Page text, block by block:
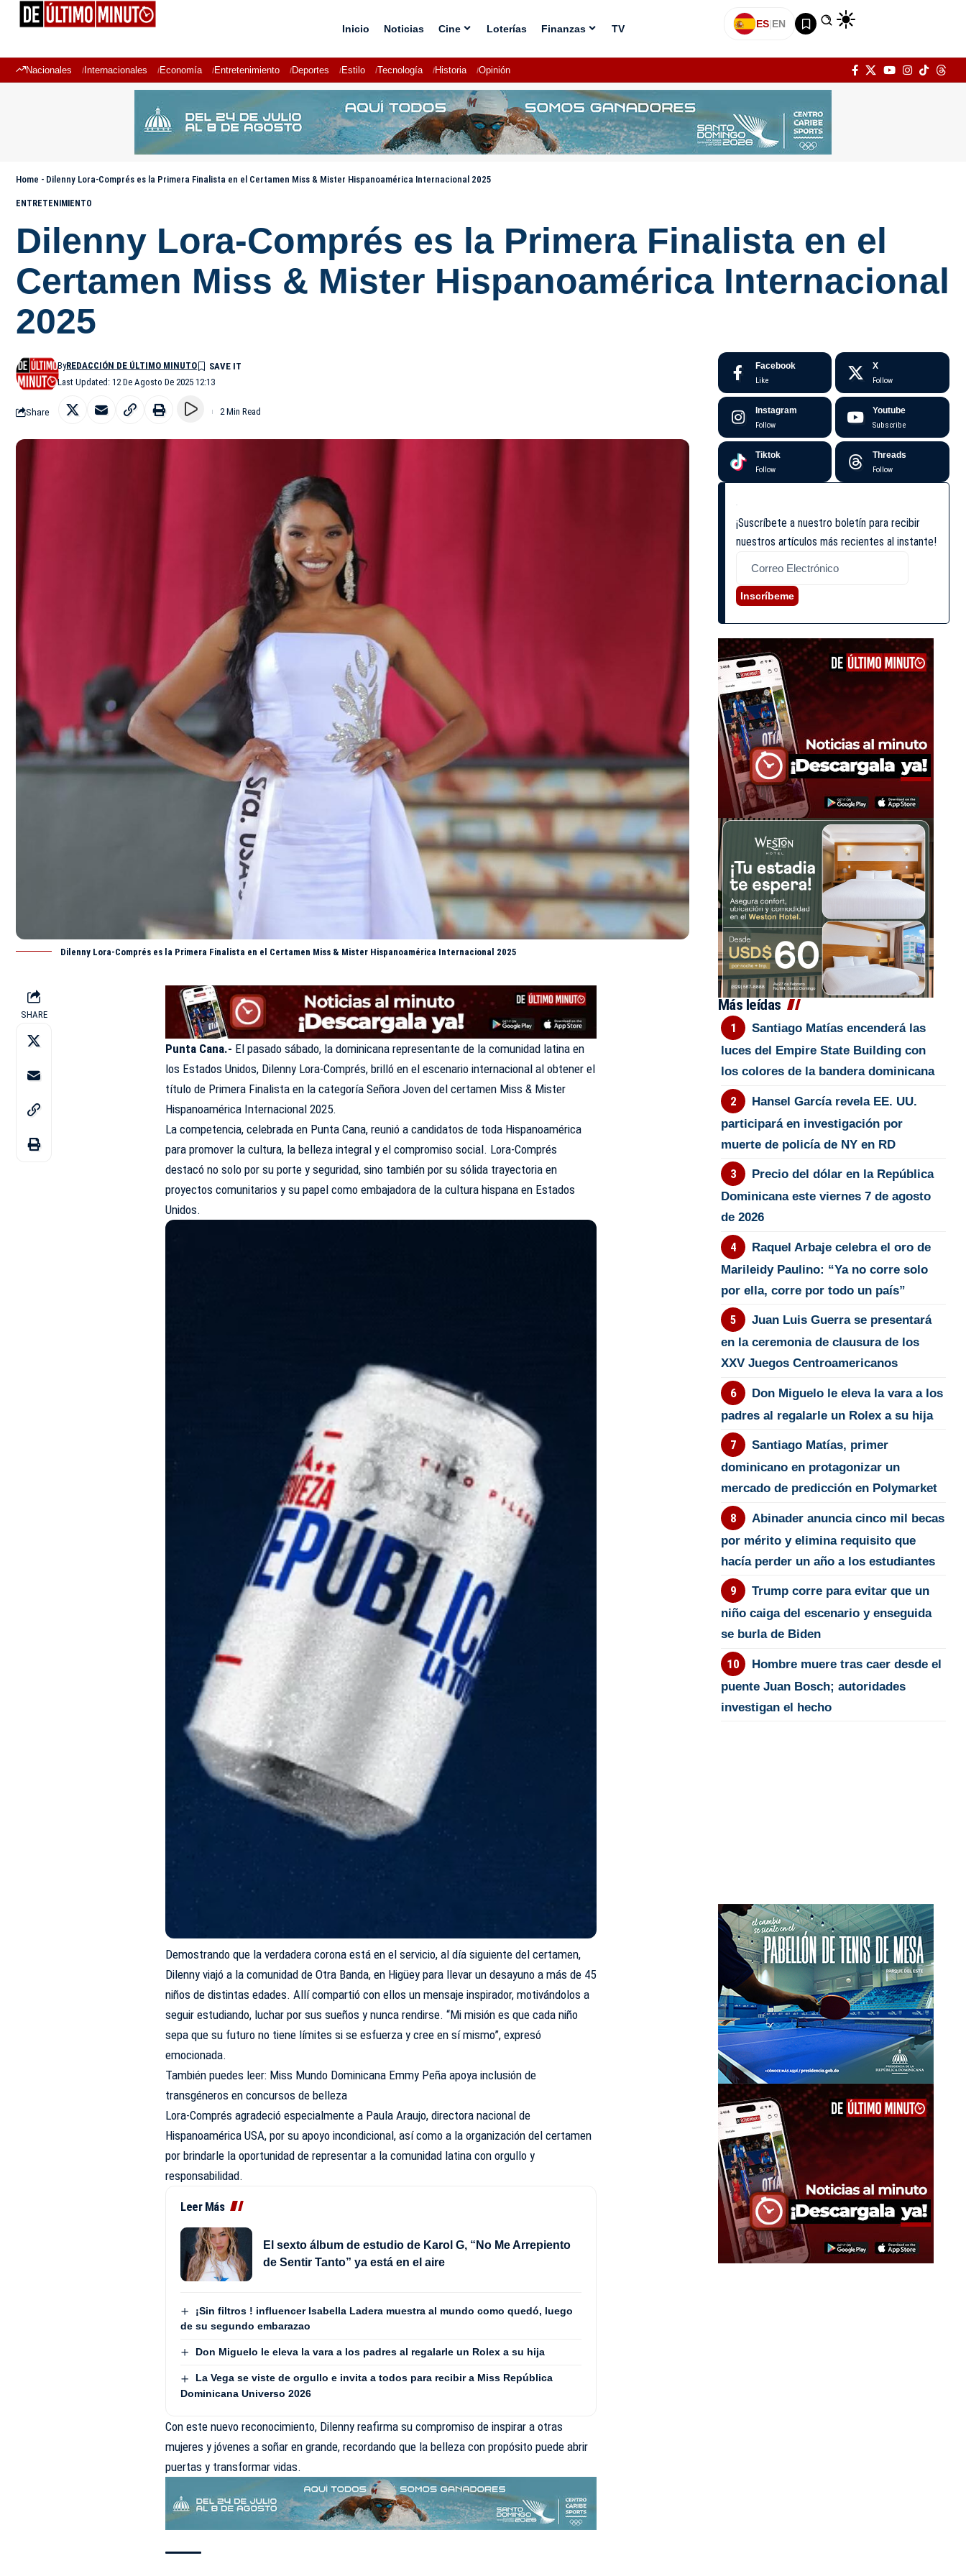
Inicio Noticias Cine Loterías Finanzas TV ES|EN
Nacionales Internacionales Economía Entretenimiento Deportes Estilo Tecnología Historia Opinión
Home - Dilenny Lora-Comprés es la Primera Finalista en el Certamen Miss & Mister Hispanoamérica Internacional 2025
ENTRETENIMIENTO
Dilenny Lora-Comprés es la Primera Finalista en el
Certamen Miss & Mister Hispanoamérica Internacional
2025
Last Updated: 12 De Agosto De 2025 12:13
ByREDACCIÓN DE ÚLTIMO MINUTO
Share 2 Min Read
Dilenny Lora-Comprés es la Primera Finalista en el Certamen Miss & Mister Hispanoamérica Internacional 2025
SHARE
Punta Cana.- El pasado sábado, la dominicana representante de la comunidad latina en
los Estados Unidos, Dilenny Lora-Comprés, brilló en el escenario internacional al obtener el
título de Primera Finalista en la categoría Señora Joven del certamen Miss & Mister
Hispanoamérica Internacional 2025.
La competencia, celebrada en Punta Cana, reunió a candidatos de toda Hispanoamérica
para promover la cultura, la belleza integral y el compromiso social. Lora-Comprés
destacó no solo por su porte y seguridad, sino también por su sólida trayectoria en
proyectos comunitarios y su papel como embajadora de la cultura hispana en Estados
Unidos.
Demostrando que la verdadera corona está en el servicio, al día siguiente del certamen,
Dilenny viajó a la comunidad de Otra Banda, en Higüey para llevar un desayuno a más de 45
niños de distintas edades. Allí compartió con ellos un mensaje inspirador, motivándolos a
seguir estudiando, luchar por sus sueños y nunca rendirse. “Mi misión es que cada niño
sepa que su futuro no tiene límites si se esfuerza y cree en sí mismo”, expresó
emocionada.
También puedes leer: Miss Mundo Dominicana Emmy Peña apoya inclusión de
transgéneros en concursos de belleza
Lora-Comprés agradeció especialmente a Paula Araujo, directora nacional de
Hispanoamérica USA, por su apoyo incondicional, así como a la organización del certamen
por brindarle la oportunidad de representar a la comunidad latina con orgullo y
responsabilidad.
Leer Más
El sexto álbum de estudio de Karol G, “No Me Arrepiento
de Sentir Tanto” ya está en el aire
¡Sin filtros ! influencer Isabella Ladera muestra al mundo como quedó, luego
de su segundo embarazao
Don Miguelo le eleva la vara a los padres al regalarle un Rolex a su hija
La Vega se viste de orgullo e invita a todos para recibir a Miss República
Dominicana Universo 2026
Con este nuevo reconocimiento, Dilenny reafirma su compromiso de inspirar a otras
mujeres y jóvenes a soñar en grande, recordando que la belleza con propósito puede abrir
puertas y transformar vidas.
Facebook
Like
X
Follow
Instagram
Follow
Youtube
Subscribe
Tiktok
Follow
Threads
Follow
¡Suscríbete a nuestro boletín para recibir
nuestros artículos más recientes al instante!
Inscríbeme
Más leídas
Santiago Matías encenderá las
luces del Empire State Building con
los colores de la bandera dominicana
Hansel García revela EE. UU.
participará en investigación por
muerte de policía de NY en RD
Precio del dólar en la República
Dominicana este viernes 7 de agosto
de 2026
Raquel Arbaje celebra el oro de
Marileidy Paulino: “Ya no corre solo
por ella, corre por todo un país”
Juan Luis Guerra se presentará
en la ceremonia de clausura de los
XXV Juegos Centroamericanos
Don Miguelo le eleva la vara a los
padres al regalarle un Rolex a su hija
Santiago Matías, primer
dominicano en protagonizar un
mercado de predicción en Polymarket
Abinader anuncia cinco mil becas
por mérito y elimina requisito que
hacía perder un año a los estudiantes
Trump corre para evitar que un
niño caiga del escenario y enseguida
se burla de Biden
Hombre muere tras caer desde el
puente Juan Bosch; autoridades
investigan el hecho